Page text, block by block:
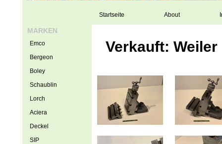
Startseite About
Verkauft:
MARKEN
Emco
Bergeon
Boley
Schaublin
Lorch
Aciera
Deckel
SIP